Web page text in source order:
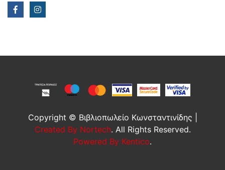
Copyright © Βιβλιοπωλείο Κωνσταντινίδης |
Created By Nortech. All Rights Reserved.
Powered By Kentico.